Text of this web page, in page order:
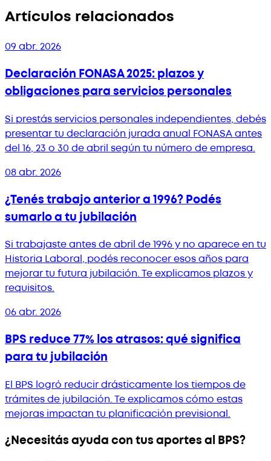
Artículos relacionados
09 abr. 2026
Declaración FONASA 2025: plazos y
obligaciones para servicios personales
Si prestás servicios personales independientes, debés
presentar tu declaración jurada anual FONASA antes
del 16, 23 o 30 de abril según tu número de empresa.
08 abr. 2026
¿Tenés trabajo anterior a 1996? Podés
sumarlo a tu jubilación
Si trabajaste antes de abril de 1996 y no aparece en tu
Historia Laboral, podés reconocer esos años para
mejorar tu futura jubilación. Te explicamos plazos y
requisitos.
06 abr. 2026
BPS reduce 77% los atrasos: qué significa
para tu jubilación
El BPS logró reducir drásticamente los tiempos de
trámites de jubilación. Te explicamos cómo estas
mejoras impactan tu planificación previsional.
¿Necesitás ayuda con tus aportes al BPS?